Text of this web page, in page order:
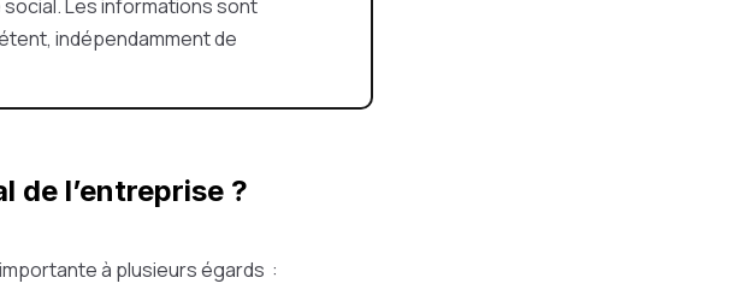
Les informations sont
indépendamment de
de l’entreprise ?
à plusieurs égards :